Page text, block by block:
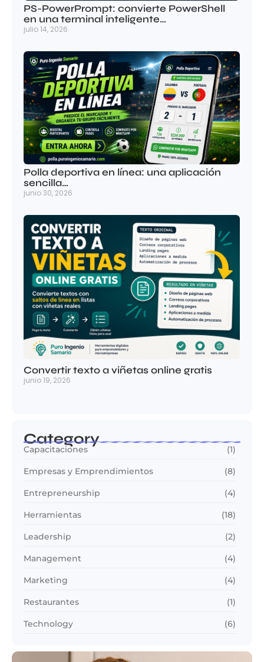
PS-PowerPrompt: convierte PowerShell
en una terminal inteligente…
julio 14, 2026
Polla deportiva en línea: una aplicación
sencilla…
junio 30, 2026
Convertir texto a viñetas online gratis
junio 19, 2026
Category
Capacitaciones (1)
Empresas y Emprendimientos (8)
Entrepreneurship (4)
Herramientas (18)
Leadership (2)
Management (4)
Marketing (4)
Restaurantes (1)
Technology (6)